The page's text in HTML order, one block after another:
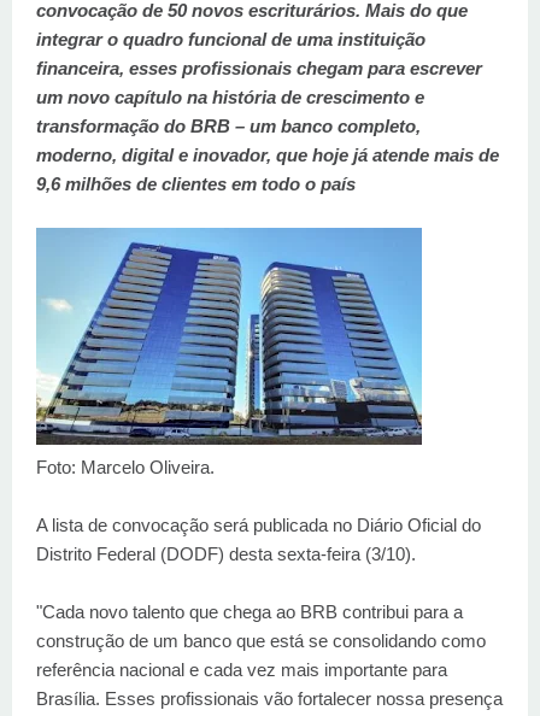
convocação de 50 novos escriturários. Mais do que
integrar o quadro funcional de uma instituição
financeira, esses profissionais chegam para escrever
um novo capítulo na história de crescimento e
transformação do BRB – um banco completo,
moderno, digital e inovador, que hoje já atende mais de
9,6 milhões de clientes em todo o país
Foto: Marcelo Oliveira.
A lista de convocação será publicada no Diário Oficial do
Distrito Federal (DODF) desta sexta-feira (3/10).
"Cada novo talento que chega ao BRB contribui para a
construção de um banco que está se consolidando como
referência nacional e cada vez mais importante para
Brasília. Esses profissionais vão fortalecer nossa presença